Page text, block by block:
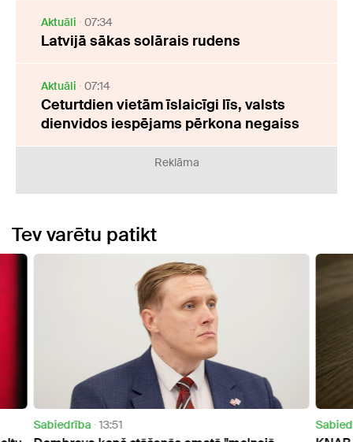
Aktuāli 07:34
Latvijā sākas solārais rudens
Aktuāli 07:14
Ceturtdien vietām īslaicīgi līs, valsts
dienvidos iespējams pērkona negaiss
Reklāma
Tev varētu patikt
Sabiedrība 20:03